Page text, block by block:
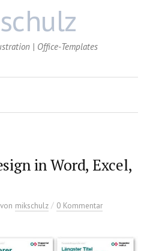
| Office-Templates
in Word, Excel,
von mikschulz / 0 Kommentar